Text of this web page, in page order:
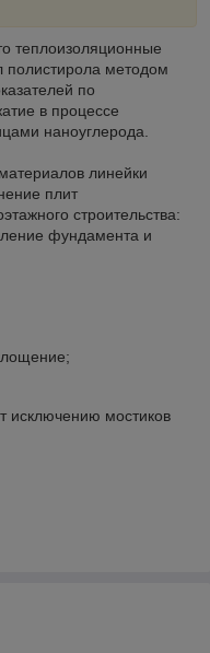
теплоизоляционные
полистирола методом
по
в процессе
наноуглерода.
линейки
плит
строительства:
фундамента и
исключению мостиков